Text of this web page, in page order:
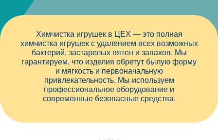
Химчистка игрушек в ЦЕХ — это полная
химчистка игрушек с удалением всех возможных
бактерий, застарелых пятен и запахов. Мы
гарантируем, что изделия обретут былую форму
и мягкость и первоначальную
привлекательность. Мы используем
профессиональное оборудование и
современные безопасные средства.